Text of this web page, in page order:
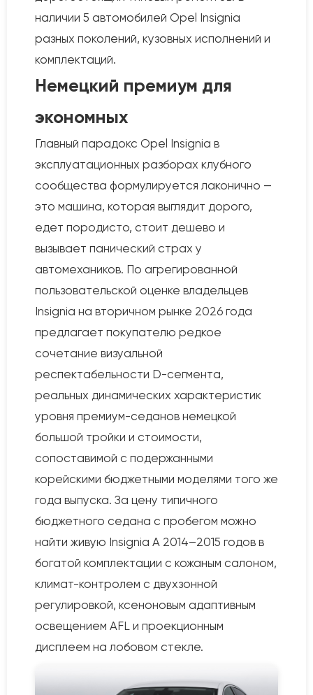
наличии 5 автомобилей Opel Insignia
разных поколений, кузовных исполнений и
комплектаций.
Немецкий премиум для
экономных
Главный парадокс Opel Insignia в
эксплуатационных разборах клубного
сообщества формулируется лаконично —
это машина, которая выглядит дорого,
едет породисто, стоит дешево и
вызывает панический страх у
автомехаников. По агрегированной
пользовательской оценке владельцев
Insignia на вторичном рынке 2026 года
предлагает покупателю редкое
сочетание визуальной
респектабельности D-сегмента,
реальных динамических характеристик
уровня премиум-седанов немецкой
большой тройки и стоимости,
сопоставимой с подержанными
корейскими бюджетными моделями того же
года выпуска. За цену типичного
бюджетного седана с пробегом можно
найти живую Insignia A 2014–2015 годов в
богатой комплектации с кожаным салоном,
климат-контролем с двухзонной
регулировкой, ксеноновым адаптивным
освещением AFL и проекционным
дисплеем на лобовом стекле.